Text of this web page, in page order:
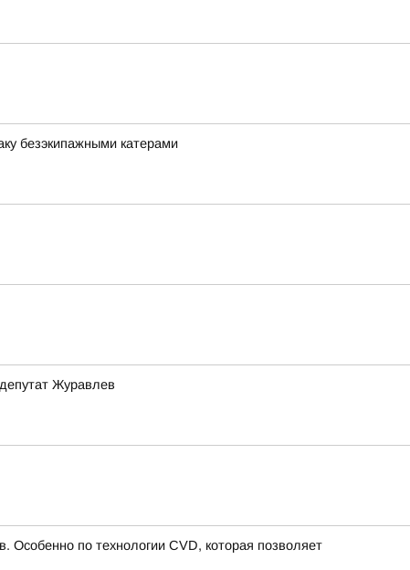
безэкипажными катерами
Журавлев
по технологии CVD, которая позволяет